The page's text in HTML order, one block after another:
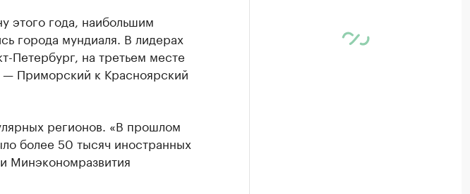
этого года, наибольшим
города мундиаля. В лидерах
Петербург, на третьем месте
— Приморский к Красноярский
регионов. «В прошлом
более 50 тысяч иностранных
Минэкономразвития